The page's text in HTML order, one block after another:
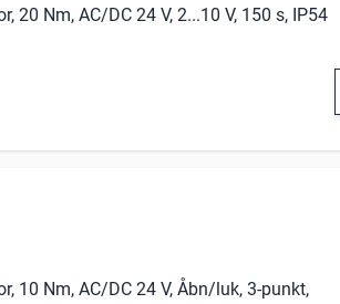
20 Nm, AC/DC 24 V, 2...10 V, 150 s, IP54
10 Nm, AC/DC 24 V, Åbn/luk, 3-punkt,